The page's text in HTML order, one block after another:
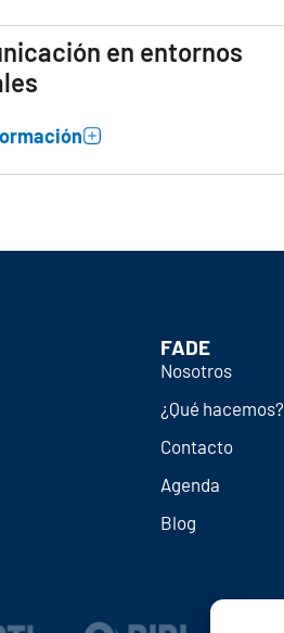
en entornos
FADE
Nosotros
¿Qué hacemos?
Contacto
Agenda
Blog